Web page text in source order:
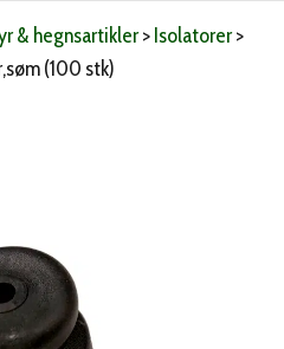
& hegnsartikler>Isolatorer>
(100 stk)